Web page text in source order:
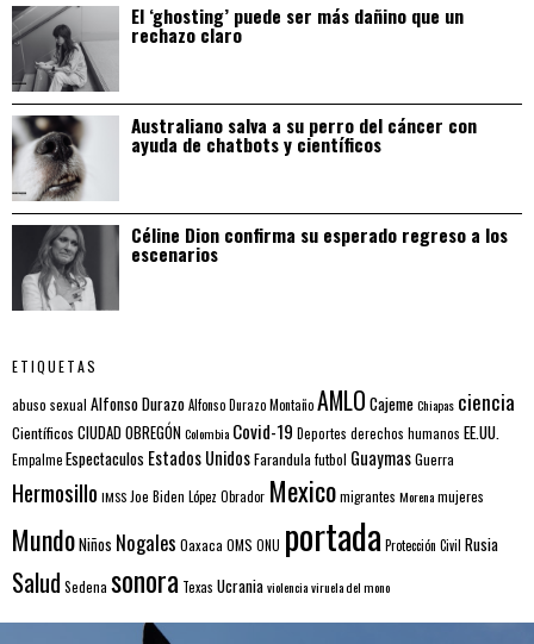
El ‘ghosting’ puede ser más dañino que un
rechazo claro
Australiano salva a su perro del cáncer con
ayuda de chatbots y científicos
Céline Dion confirma su esperado regreso a los
escenarios
ETIQUETAS
abuso sexual Alfonso DurazoAlfonso Durazo MontañoAMLO CajemeChiapas ciencia
Científicos CIUDAD OBREGÓNColombia Covid-19 Deportes derechos humanos EE.UU.
EmpalmeEspectaculos Estados UnidosFarandulafutbol GuaymasGuerra
Hermosillo IMSS Joe Biden López Obrador Mexicomigrantes Morenamujeres
MundoNiños Nogales Oaxaca OMS ONU portada Protección Civil Rusia
Salud Sedena sonora Texas Ucraniaviolenciaviruela del mono